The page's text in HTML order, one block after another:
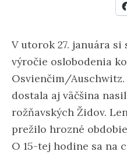
V utorok 27. januára si
výročie oslobodenia
Osvienčim/
dostala aj väčšina
rožňavských Židov.
prežilo hrozné
O 15-tej hodine sa na